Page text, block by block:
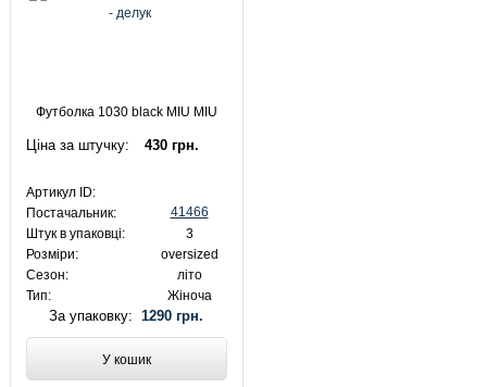
Футболка 1030 black MIU MIU
Ціна за штучку: 430 грн.
Артикул ID:
Постачальник:
41466
Штук в упаковці:
3
Розміри:
oversized
Сезон:
літо
Тип:
Жіноча
За упаковку:1290 грн.
У кошик